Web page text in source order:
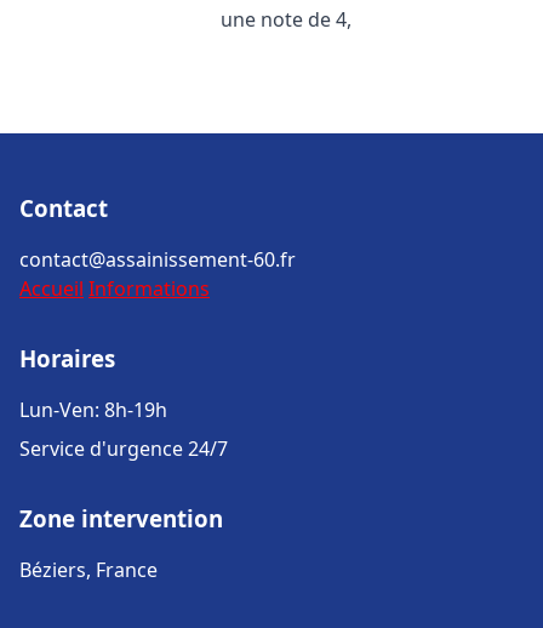
une note de 4,
Contact
contact@assainissement-60.fr
Accueil Informations
Horaires
Lun-Ven: 8h-19h
Service d'urgence 24/7
Zone intervention
Béziers, France